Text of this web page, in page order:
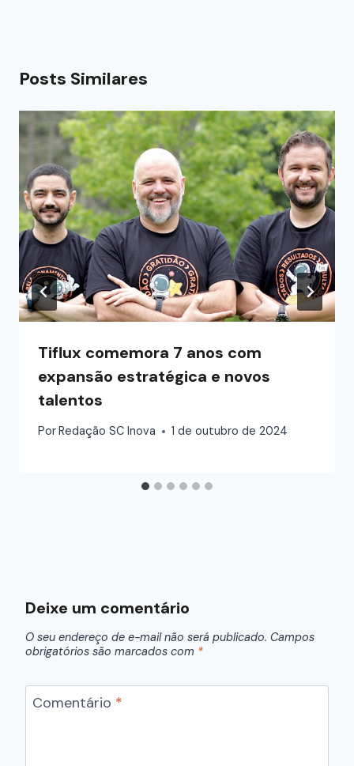
Posts Similares
Tiflux comemora 7 anos com
expansão estratégica e novos
talentos
PorRedação SC Inova 1 de outubro de 2024
Deixe um comentário
O seu endereço de e-mail não será publicado. Campos
obrigatórios são marcados com *
Comentário *